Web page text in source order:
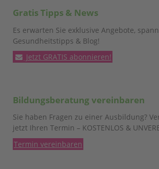
Gratis Tipps & News
Es erwarten Sie exklusive Angebote,
Gesundheitstipps & Blog!
Jetzt GRATIS abonnieren!
Bildungsberatung vereinbaren
Sie haben Fragen zu einer Ausbildung?
jetzt Ihren Termin – KOSTENLOS &
Termin vereinbaren